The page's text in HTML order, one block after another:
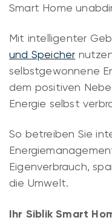
Smart Home
Mit intelligenter
und Speicher
selbstgewonnene
dem positiven
Energie selbst
So betreiben Sie
Eigenverbrauch,
die Umwelt.
Ihr Siblik Smart